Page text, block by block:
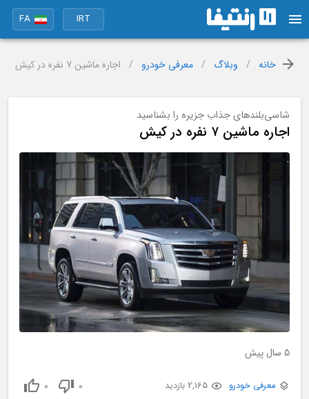
IRT
FA
خانه / وبلاگ / معرفی خودرو / اجاره ماشین ۷ نفره در کیش
شاسی‌بلندهای جذاب جزیره را بشناسید
اجاره ماشین ۷ نفره در کیش
5 سال پیش
معرفی خودرو 2,165 بازدید 0
0